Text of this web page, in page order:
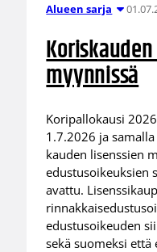
Alueen sarja
myynnissä
Koripallokausi
1.7.2026 ja
kauden lisenssien
edustusoikeuksien
avattu.
edustusoikeuden
sekä suomeksi että